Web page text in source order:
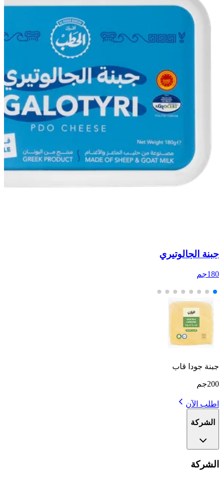
جبنة الجالوتيري
180جم
جبنة جودا قاب
200جم
اطلب الآن
الشركة
الشركة